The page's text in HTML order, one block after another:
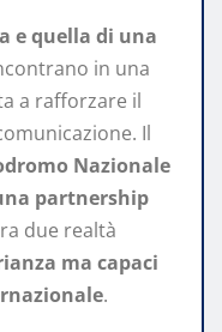
e quella di una
in una
a rafforzare il
Il
Nazionale
partnership
due realtà
ma capaci
.